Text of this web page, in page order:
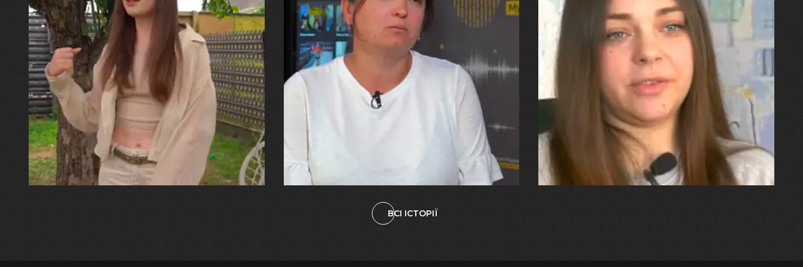
30.07.2026
Калина, Дарина та Віра Папроцькі
"Хвиля була, як від моря,
прозора і велика… Я ледве
встигла схопити племінницю"
29.07.2026
Марина, Ваїд та Аміна Харченко
"Попри всі втрати, ми не
зламалися: тепер я бачу
свого вбитого чоловіка у
наших дітях"
27.07.2026
"Я перенесла 11 операцій, та
плакала від фантомного
болю. Але маленька донька
бере за руку і змушує йти
далі"
ВСІ ІСТОРІЇ